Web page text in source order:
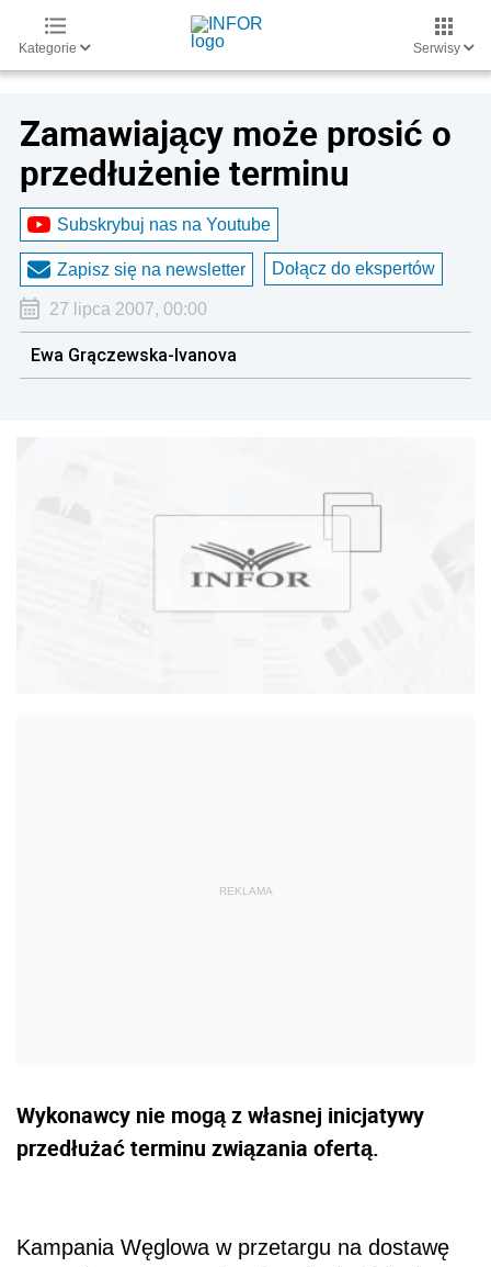
Kategorie Serwisy
Zamawiający może prosić o
przedłużenie terminu
Subskrybuj nas na Youtube
Zapisz się na newsletter Dołącz do ekspertów
27 lipca 2007, 00:00
Ewa Grączewska-Ivanova
Wykonawcy nie mogą z własnej inicjatywy
przedłużać terminu związania ofertą.
Kampania Węglowa w przetargu na dostawę